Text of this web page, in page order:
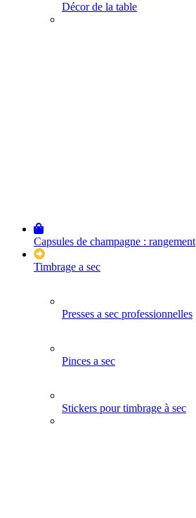
Décor de la table
Capsules de champagne : rangement
Timbrage a sec
Presses a sec professionnelles
Pinces a sec
Stickers pour timbrage à sec